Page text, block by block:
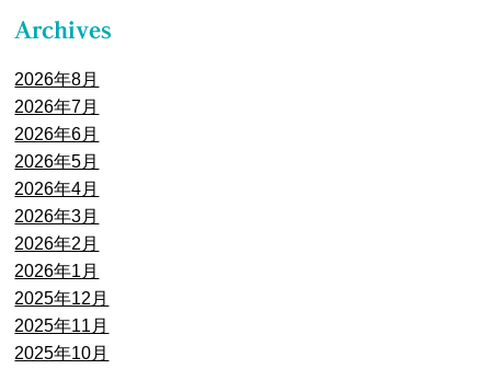
2026年8月
2026年7月
2026年6月
2026年5月
2026年4月
2026年3月
2026年2月
2026年1月
2025年12月
2025年11月
2025年10月